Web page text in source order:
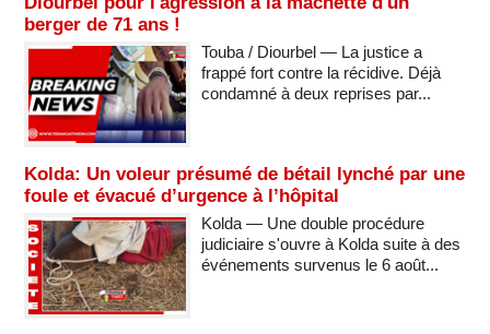
berger de 71 ans !
Touba / Diourbel — La justice a
frappé fort contre la récidive. Déjà
condamné à deux reprises par...
Kolda: Un voleur présumé de bétail lynché par une
foule et évacué d’urgence à l’hôpital
Kolda — Une double procédure
judiciaire s'ouvre à Kolda suite à des
événements survenus le 6 août...